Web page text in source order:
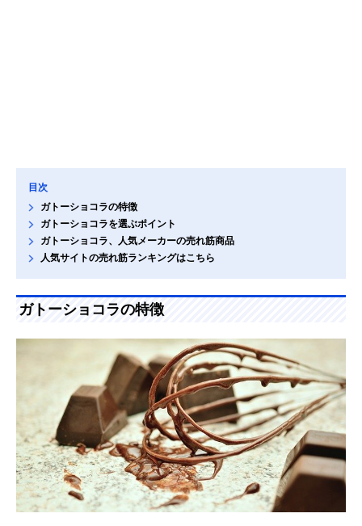
目次
ガトーショコラの特徴
ガトーショコラを選ぶポイント
ガトーショコラ、人気メーカーの売れ筋商品
人気サイトの売れ筋ランキングはこちら
ガトーショコラの特徴